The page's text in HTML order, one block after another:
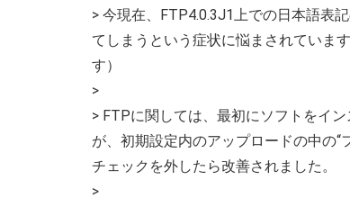
> 今現在、FTP4.0.3J1上での日本語表
てしまうという症状に悩まされていま
す）
>
> FTPに関しては、最初にソフトをイ
が、初期設定内のアップロードの中の
チェックを外したら改善されました。
>